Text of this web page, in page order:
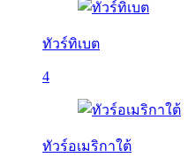
ทัวร์ทิเบต
4
ทัวร์อเมริกาใต้